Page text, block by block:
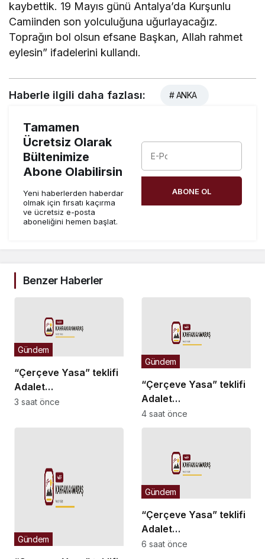
kaybettik. 19 Mayıs günü Antalya’da Kurşunlu
Camiinden son yolculuğuna uğurlayacağız.
Toprağın bol olsun efsane Başkan, Allah rahmet
eylesin” ifadelerini kullandı.
Haberle ilgili daha fazlası: # ANKA
Tamamen
Ücretsiz Olarak
Bültenimize
Abone Olabilirsin
Yeni haberlerden haberdar
olmak için fırsatı kaçırma
ve ücretsiz e-posta
aboneliğini hemen başlat.
ABONE OL
Benzer Haberler
“Çerçeve Yasa” teklifi
Adalet
Komisyonu’nda… İYİ
MHP’li Bülbül arasında
Gündem
3 saat önce
“Çerçeve Yasa” teklifi
Adalet
Komisyonu’nda… İYİ
Partili Rıdvan Uz,
Yüksel’in üzerine
yürüdü
Gündem
4 saat önce
Gündem
“Çerçeve Yasa” teklifi
Adalet
Komisyonu’nda… Danış
Gündem
6 saat önce